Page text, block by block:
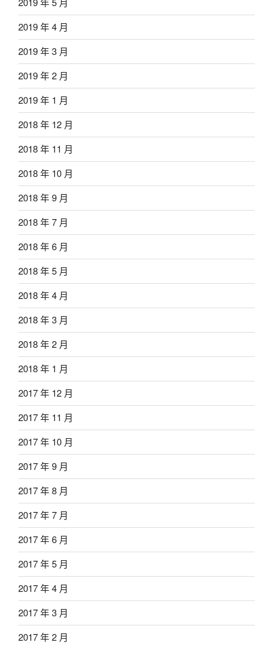
2019 年 4 月
2019 年 3 月
2019 年 2 月
2019 年 1 月
2018 年 12 月
2018 年 11 月
2018 年 10 月
2018 年 9 月
2018 年 7 月
2018 年 6 月
2018 年 5 月
2018 年 4 月
2018 年 3 月
2018 年 2 月
2018 年 1 月
2017 年 12 月
2017 年 11 月
2017 年 10 月
2017 年 9 月
2017 年 8 月
2017 年 7 月
2017 年 6 月
2017 年 5 月
2017 年 4 月
2017 年 3 月
2017 年 2 月